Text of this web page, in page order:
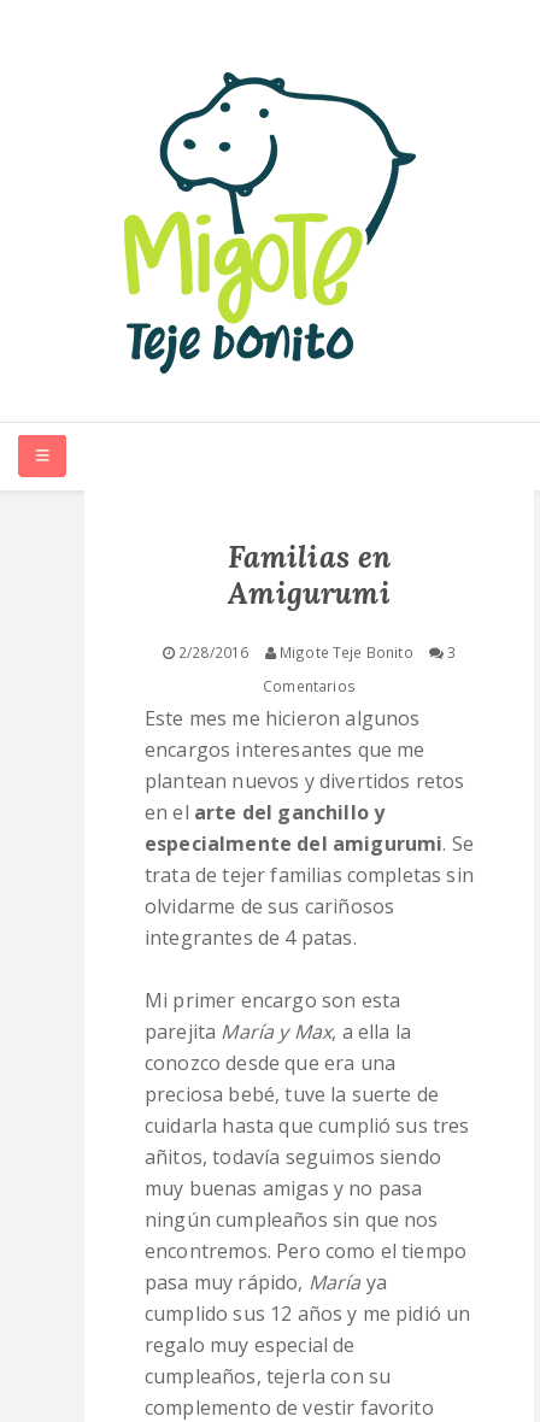
CURSOS
TIENDA
ACERCA DE MI
PATRONES
GALERIA
ALUMNAS
Familias en
Amigurumi
2/28/2016 Migote Teje Bonito
3
Comentarios
Este mes me hicieron algunos
encargos interesantes que me
plantean nuevos y divertidos retos
en el arte del ganchillo y
especialmente del amigurumi. Se
trata de tejer familias completas sin
olvidarme de sus cariñosos
integrantes de 4 patas.
Mi primer encargo son esta
parejita María y Max, a ella la
conozco desde que era una
preciosa bebé, tuve la suerte de
cuidarla hasta que cumplió sus tres
añitos, todavía seguimos siendo
muy buenas amigas y no pasa
ningún cumpleaños sin que nos
encontremos. Pero como el tiempo
pasa muy rápido, María ya
cumplido sus 12 años y me pidió un
regalo muy especial de
cumpleaños, tejerla con su
complemento de vestir favorito